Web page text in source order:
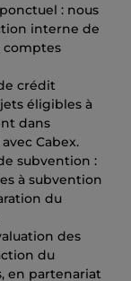
: nous
interne de
comptes
crédit
éligibles à
dans
Cabex.
subvention :
à subvention
du
des
du
en partenariat